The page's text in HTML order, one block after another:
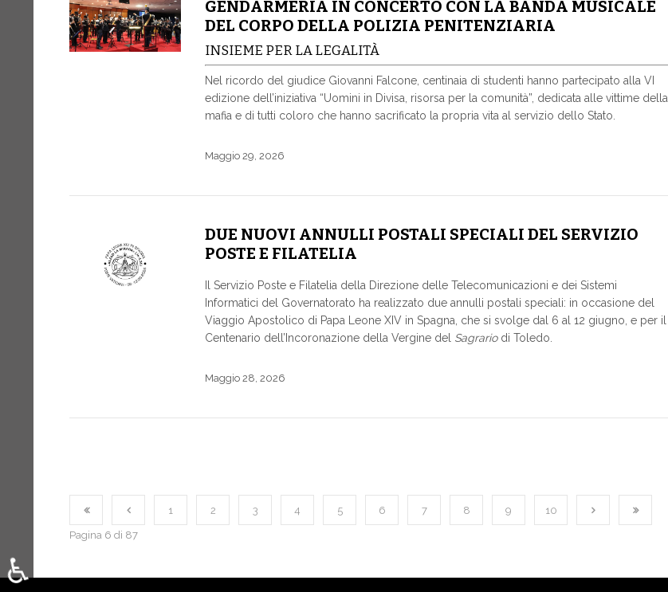
GENDARMERIA IN CONCERTO CON LA BANDA MUSICALE
DEL CORPO DELLA POLIZIA PENITENZIARIA
INSIEME PER LA LEGALITÀ
Nel ricordo del giudice Giovanni Falcone, centinaia di studenti hanno partecipato alla VI
edizione dell’iniziativa “Uomini in Divisa, risorsa per la comunità”, dedicata alle vittime della
mafia e di tutti coloro che hanno sacrificato la propria vita al servizio dello Stato.
Maggio 29, 2026
DUE NUOVI ANNULLI POSTALI SPECIALI DEL SERVIZIO
POSTE E FILATELIA
Il Servizio Poste e Filatelia della Direzione delle Telecomunicazioni e dei Sistemi
Informatici del Governatorato ha realizzato due annulli postali speciali: in occasione del
Viaggio Apostolico di Papa Leone XIV in Spagna, che si svolge dal 6 al 12 giugno, e per il
Centenario dell’Incoronazione della Vergine del Sagrariodi Toledo.
Maggio 28, 2026
1 2 3 4 5 6 7 8 9 10
Pagina 6 di 87